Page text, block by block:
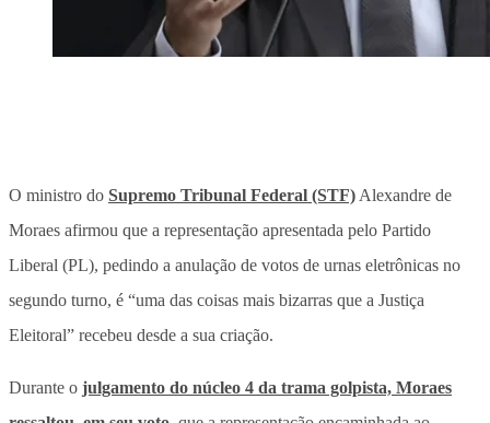
O ministro do Supremo Tribunal Federal (STF) Alexandre de
Moraes afirmou que a representação apresentada pelo Partido
Liberal (PL), pedindo a anulação de votos de urnas eletrônicas no
segundo turno, é “uma das coisas mais bizarras que a Justiça
Eleitoral” recebeu desde a sua criação.
Durante o julgamento do núcleo 4 da trama golpista, Moraes